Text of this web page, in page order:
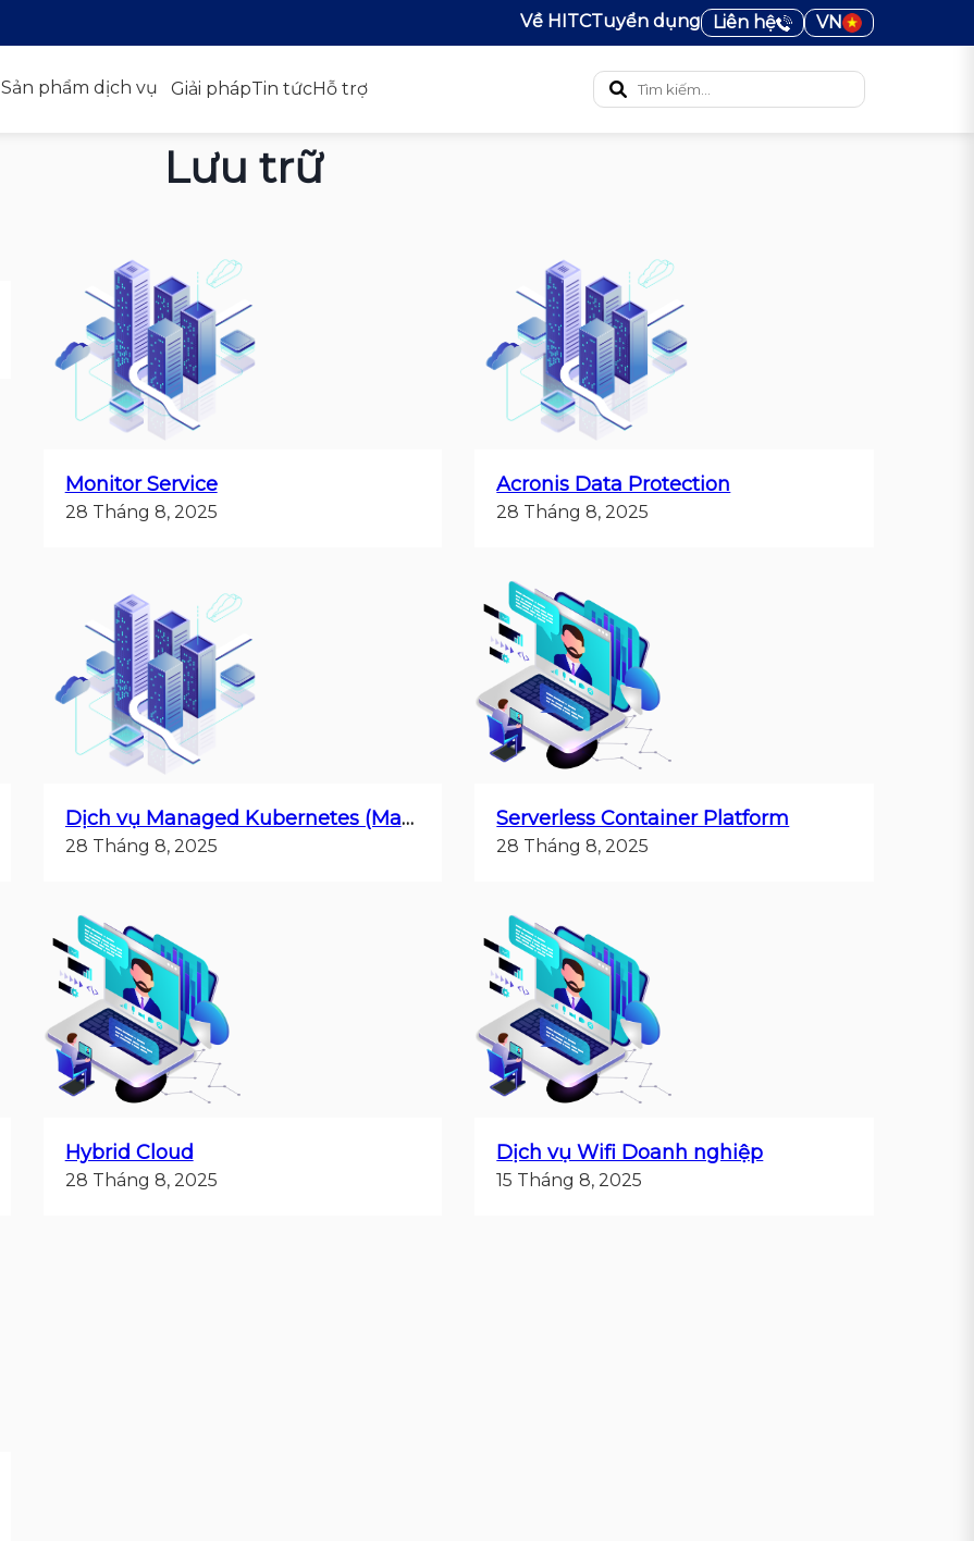
Về HITCTuyển dụng Liên hệ VN
Sản phẩm dịch vụ Giải phápTin tứcHỗ trợ
Lưu trữ
Monitor Service
28 Tháng 8, 2025
Acronis Data Protection
28 Tháng 8, 2025
Dịch vụ Managed Kubernetes (Managed K8s)
28 Tháng 8, 2025
Serverless Container Platform
28 Tháng 8, 2025
Hybrid Cloud
28 Tháng 8, 2025
Dịch vụ Wifi Doanh nghiệp
15 Tháng 8, 2025